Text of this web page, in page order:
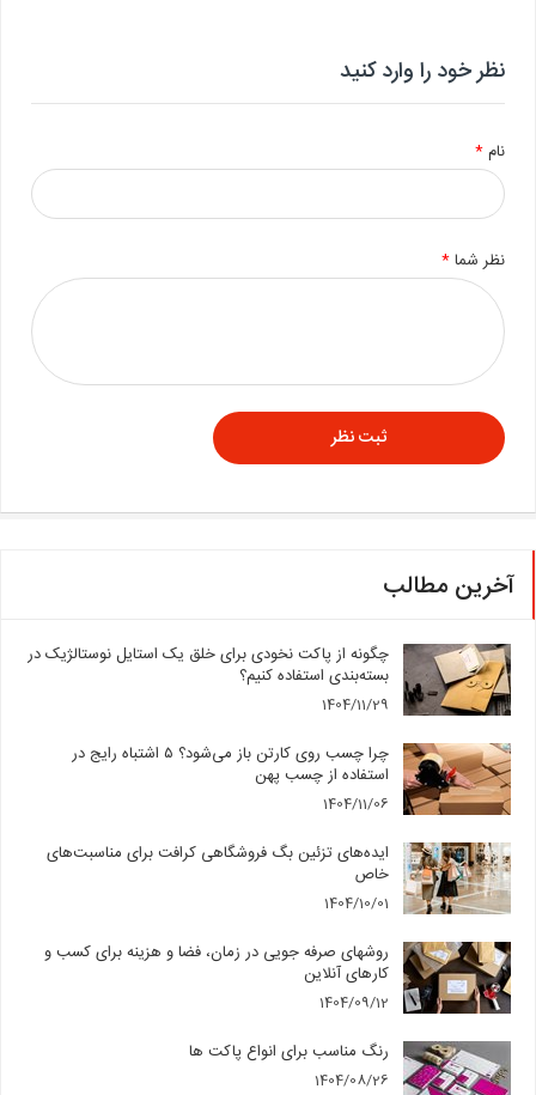
نظر خود را وارد کنید
نام*
نظر شما*
آخرین مطالب
چگونه از پاکت نخودی برای خلق یک استایل نوستالژیک در
بسته‌بندی استفاده کنیم؟
1404/11/29
چرا چسب روی کارتن باز می‌شود؟ ۵ اشتباه رایج در
استفاده از چسب پهن
1404/11/06
ایده‌های تزئین بگ فروشگاهی کرافت برای مناسبت‌های
خاص
1404/10/01
روشهای صرفه جویی در زمان، فضا و هزینه برای کسب و
کارهای آنلاین
1404/09/12
رنگ مناسب برای انواع پاکت ها
1404/08/26